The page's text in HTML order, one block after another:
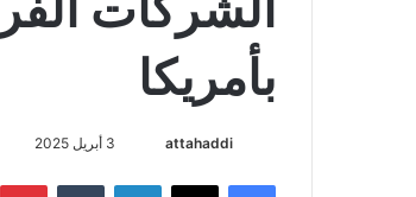
بأمريكا
attahaddi 3 أبريل 2025
فيسبوك لينكدإن